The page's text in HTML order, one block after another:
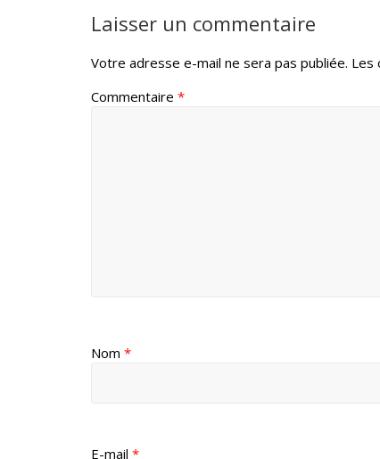
Laisser un commentaire
Votre adresse e-mail ne sera pas publiée. Les
Commentaire *
Nom *
E-mail *